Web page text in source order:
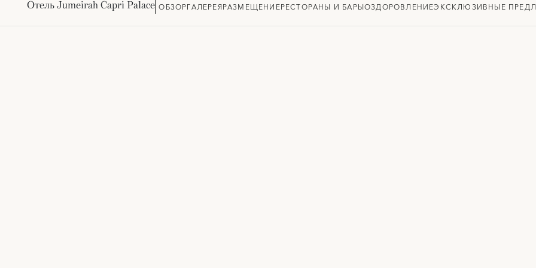
Отель Jumeirah Capri Palace ОБЗОРГАЛЕРЕЯРАЗМЕЩЕНИЕРЕСТОРАНЫ И БАРЫОЗДОРОВЛЕНИЕЭКСКЛЮЗИВНЫЕ